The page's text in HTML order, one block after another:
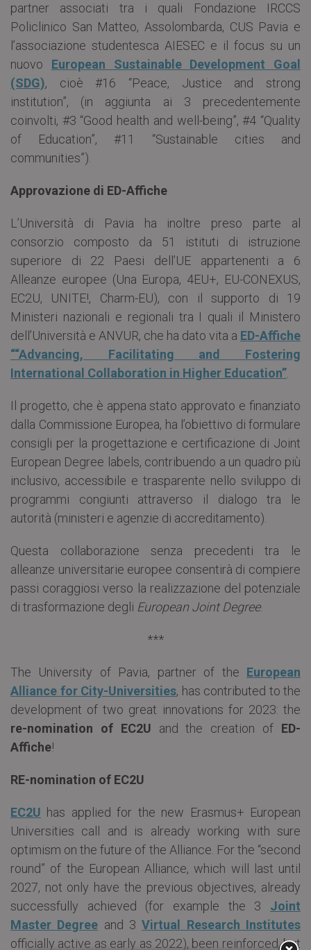
partner associati tra i quali Fondazione IRCCS
Policlinico San Matteo, Assolombarda, CUS Pavia e
l’associazione studentesca AIESEC e il focus su un
nuovo European Sustainable Development Goal
(SDG), cioè #16 “Peace, Justice and strong
institution”, (in aggiunta ai 3 precedentemente
coinvolti, #3 “Good health and well-being”, #4 “Quality
of Education”, #11 “Sustainable cities and
communities”).
Approvazione di ED-Affiche
L’Università di Pavia ha inoltre preso parte al
consorzio composto da 51 istituti di istruzione
superiore di 22 Paesi dell’UE appartenenti a 6
Alleanze europee (Una Europa, 4EU+, EU-CONEXUS,
EC2U, UNITE!, Charm-EU), con il supporto di 19
Ministeri nazionali e regionali tra I quali il Ministero
dell’Università e ANVUR, che ha dato vita a ED-Affiche
““Advancing, Facilitating and Fostering
International Collaboration in Higher Education”
Il progetto, che è appena stato approvato e finanziato
dalla Commissione Europea, ha l’obiettivo di formulare
consigli per la progettazione e certificazione di Joint
European Degree labels, contribuendo a un quadro più
inclusivo, accessibile e trasparente nello sviluppo di
programmi congiunti attraverso il dialogo tra le
autorità (ministeri e agenzie di accreditamento).
Questa collaborazione senza precedenti tra le
alleanze universitarie europee consentirà di compiere
passi coraggiosi verso la realizzazione del potenziale
di trasformazione degli European Joint Degree.
***
The University of Pavia, partner of the European
Alliance for City-Universities, has contributed to the
development of two great innovations for 2023: the
re-nomination of EC2U and the creation of ED-
Affiche!
RE-nomination of EC2U
EC2U has applied for the new Erasmus+ European
Universities call and is already working with sure
optimism on the future of the Alliance. For the “second
round” of the European Alliance, which will last until
2027, not only have the previous objectives, already
successfully achieved (for example the 3 Joint
Master Degree and 3Virtual Research Institutes
officially active as early as 2022), been reinforced, but